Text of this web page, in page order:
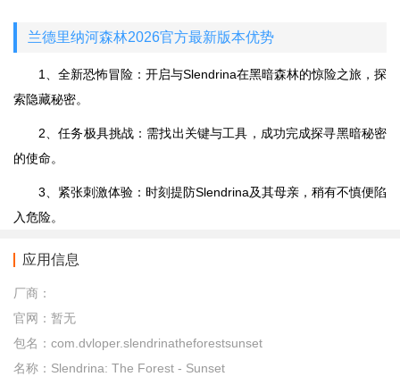
兰德里纳河森林2026官方最新版本优势
1、全新恐怖冒险：开启与Slendrina在黑暗森林的惊险之旅，探
索隐藏秘密。
2、任务极具挑战：需找出关键与工具，成功完成探寻黑暗秘密
的使命。
3、紧张刺激体验：时刻提防Slendrina及其母亲，稍有不慎便陷
入危险。
应用信息
厂商：
官网： 暂无
包名： com.dvloper.slendrinatheforestsunset
名称： Slendrina: The Forest - Sunset